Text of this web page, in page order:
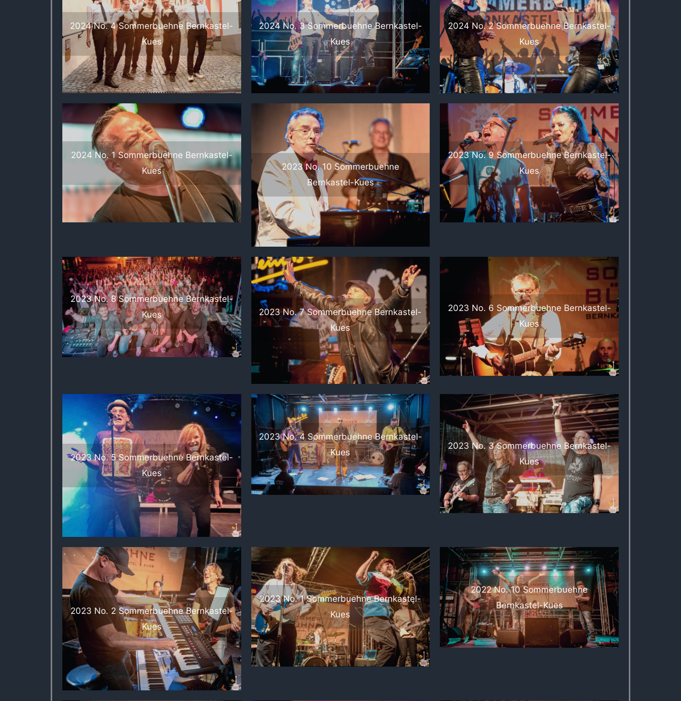
2024 No. 4 Sommerbuehne Bernkastel-
Kues
2024 No. 3 Sommerbuehne Bernkastel-
Kues
2024 No. 2 Sommerbuehne Bernkastel-
Kues
2024 No. 1 Sommerbuehne Bernkastel-
Kues
2023 No. 10 Sommerbuehne
Bernkastel-Kues
2023 No. 9 Sommerbuehne Bernkastel-
Kues
2023 No. 8 Sommerbuehne Bernkastel-
Kues
2023 No. 7 Sommerbuehne Bernkastel-
Kues
2023 No. 6 Sommerbuehne Bernkastel-
Kues
2023 No. 5 Sommerbuehne Bernkastel-
Kues
2023 No. 4 Sommerbuehne Bernkastel-
Kues
2023 No. 3 Sommerbuehne Bernkastel-
Kues
2023 No. 2 Sommerbuehne Bernkastel-
Kues
2023 No. 1 Sommerbuehne Bernkastel-
Kues
2022 No. 10 Sommerbuehne
Bernkastel-Kues